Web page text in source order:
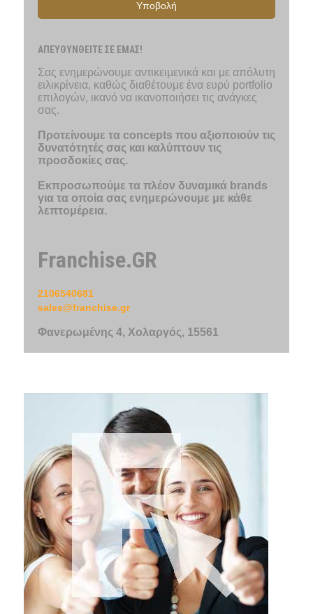
Υποβολή
ΑΠΕΥΘΥΝΘΕΙΤΕ ΣΕ ΕΜΑΣ!
Σας ενημερώνουμε αντικειμενικά και με απόλυτη
ειλικρίνεια, καθώς διαθέτουμε ένα ευρύ portfolio
επιλογών, ικανό να ικανοποιήσει τις ανάγκες
σας.
Προτείνουμε τα concepts που αξιοποιούν τις
δυνατότητές σας και καλύπτουν τις
προσδοκίες σας.
Εκπροσωπούμε τα πλέον δυναμικά brands
για τα οποία σας ενημερώνουμε με κάθε
λεπτομέρεια.
Franchise.GR
2106540681
sales@franchise.gr
Φανερωμένης 4, Χολαργός, 15561